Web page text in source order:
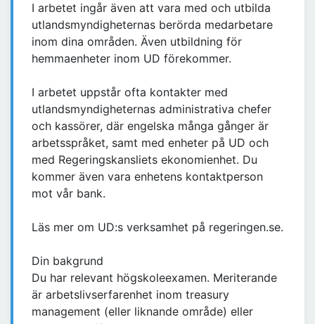
I arbetet ingår även att vara med och utbilda
utlandsmyndigheternas berörda medarbetare
inom dina områden. Även utbildning för
hemmaenheter inom UD förekommer.
I arbetet uppstår ofta kontakter med
utlandsmyndigheternas administrativa chefer
och kassörer, där engelska många gånger är
arbetsspråket, samt med enheter på UD och
med Regeringskansliets ekonomienhet. Du
kommer även vara enhetens kontaktperson
mot vår bank.
Läs mer om UD:s verksamhet på regeringen.se.
Din bakgrund
Du har relevant högskoleexamen. Meriterande
är arbetslivserfarenhet inom treasury
management (eller liknande område) eller